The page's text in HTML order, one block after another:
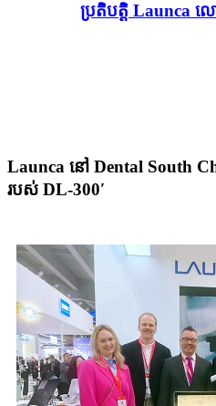
ប្រតិបត្តិ Launca
Launca នៅ Dental South
របស់ DL-300′